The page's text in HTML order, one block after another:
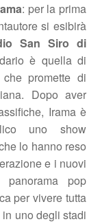
: per la prima
si esibirà
San Siro di
è quella di
promette di
Dopo aver
Irama è
uno show
lo hanno reso
e i nuovi
pop
per vivere tutta
in uno degli stadi